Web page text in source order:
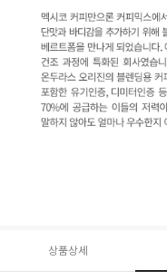
상품상세